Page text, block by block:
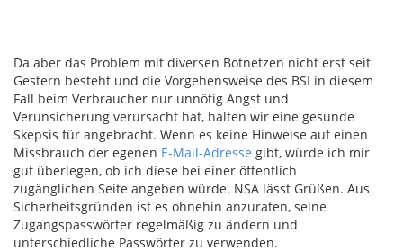
Da aber das Problem mit diversen Botnetzen nicht erst seit
Gestern besteht und die Vorgehensweise des BSI in diesem
Fall beim Verbraucher nur unnötig Angst und
Verunsicherung verursacht hat, halten wir eine gesunde
Skepsis für angebracht. Wenn es keine Hinweise auf einen
Missbrauch der egenen E-Mail-Adresse gibt, würde ich mir
gut überlegen, ob ich diese bei einer öffentlich
zugänglichen Seite angeben würde. NSA lässt Grüßen. Aus
Sicherheitsgründen ist es ohnehin anzuraten, seine
Zugangspasswörter regelmäßig zu ändern und
unterschiedliche Passwörter zu verwenden.